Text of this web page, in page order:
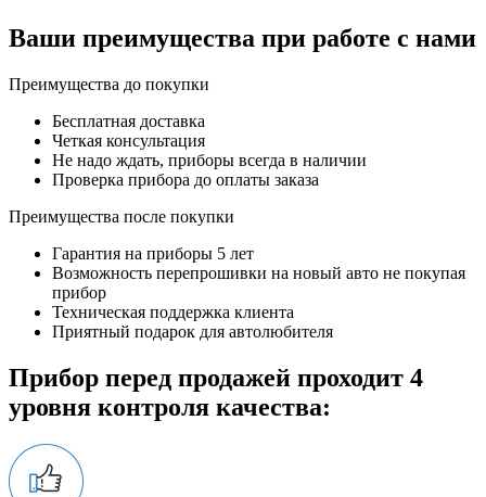
Ваши преимущества при работе с нами
Преимущества до покупки
Бесплатная доставка
Четкая консультация
Не надо ждать, приборы всегда в наличии
Проверка прибора до оплаты заказа
Преимущества после покупки
Гарантия на приборы 5 лет
Возможность перепрошивки на новый авто не покупая
прибор
Техническая поддержка клиента
Приятный подарок для автолюбителя
Прибор перед продажей проходит 4
уровня контроля качества: